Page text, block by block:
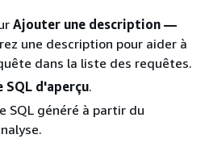
Ajouter une description —
une description pour aider à
dans la liste des requêtes.
SQL d'aperçu.
SQL généré à partir du